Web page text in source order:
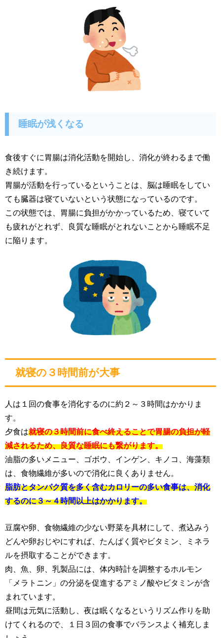
睡眠が浅くなる
食後すぐに胃腸は消化活動を開始し、消化が終わるまで働
き続けます。
胃腸が活動を行っているということは、脳は睡眠をしてい
ても臓器は寝ていないという状態になっているのです。
この状態では、胃腸に負担がかかっているため、寝ていて
も疲れがとれず、良質な睡眠がとれないことから睡眠不足
に陥ります。
就寝の３時間前が大事
人は１回の食事を消化するのに約２～３時間はかかりま
す。
夕食は就寝の３時間前に食べ終えることで胃腸の負担が軽
減されるため、良質な睡眠にも繋がります。
油脂の多いメニュー、ゴボウ、インゲン、キノコ、海藻類
は、食物繊維が多いので消化に良くありません。
脂肪とタンパク質を多く含むカロリーの多い食事は、消化
するのに３～４時間以上はかかります。
豆腐や卵、食物繊維の少ない野菜を具材にして、煮込みう
どんや卵おじやにすれば、たんぱく質やビタミン、ミネラ
ルを摂取することができます。
肉、魚、卵、乳製品には、体内時計を調整するホルモン
「メラトニン」の分泌を促進するアミノ酸やビタミンが含
まれています。
昼間は元気に活動し、夜は眠くなるというリズム作りを助
けてくれるので、１日３回の食事でバランスよく補充しま